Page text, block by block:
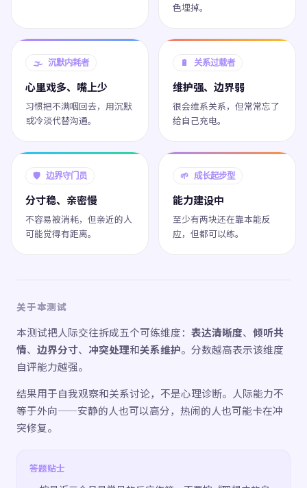
色埋掉。
🌫️ 沉默内耗者
心里戏多、嘴上少
习惯把不满咽回去，用沉默
或冷淡代替沟通。
🔋 关系过载者
维护强、边界弱
很会维系关系，但常常忘了
给自己充电。
🛡️ 边界守门员
分寸稳、亲密慢
不容易被消耗，但亲近的人
可能觉得有距离。
🌱 成长起步型
能力建设中
至少有两块还在靠本能反
应，但都可以练。
关于本测试
本测试把人际交往拆成五个可练维度： 表达清晰度、 倾听共
情、 边界分寸、 冲突处理和关系维护。分数越高表示该维度
自评能力越强。
结果用于自我观察和关系讨论，不是心理诊断。人际能力不
等于外向——安静的人也可以高分，热闹的人也可能卡在冲
突修复。
答题贴士